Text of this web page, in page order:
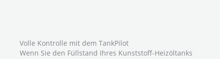
Volle Kontrolle mit dem TankPilot
Wenn Sie den Füllstand Ihres Kunststoff-Heizöltanks